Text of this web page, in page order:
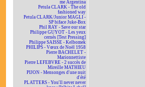
me Argentina
Petula CLARK - The old
fashioned way
Petula CLARK/Junior MAGLI -
SP biface Juke-Box
Phil RAY - Save our star
Philippe GUYOT - Les yeux
cernés [Test Pressing]
Philippe SAISSE - Kelbomek
PHILIPS - Vœux de Noël 1958
Pierre BACHELET -
Marionnettiste
Pierre LEFEBVRE - 2 succès de
Mireille MATHIEU
PIJON - Mensonges d'une nuit
d'été
PLATTERS - You'll never never